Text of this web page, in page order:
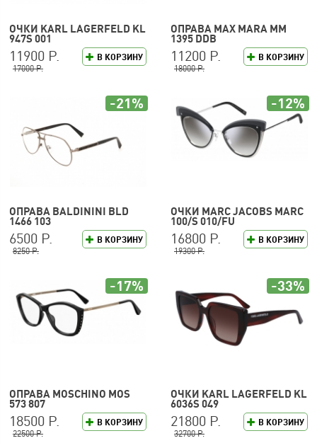
ОЧКИ KARL LAGERFELD KL
947S 001
В КОРЗИНУ
11900 Р.
17000 Р.
ОПРАВА MAX MARA MM
1395 DDB
В КОРЗИНУ
11200 Р.
18000 Р.
ОПРАВА BALDININI BLD
1466 103
В КОРЗИНУ
6500 Р.
8250 Р.
-21%
ОЧКИ MARC JACOBS MARC
100/S 010/FU
В КОРЗИНУ
16800 Р.
19300 Р.
-12%
ОПРАВА MOSCHINO MOS
573 807
В КОРЗИНУ
18500 Р.
22500 Р.
-17%
ОЧКИ KARL LAGERFELD KL
6036S 049
В КОРЗИНУ
21800 Р.
32700 Р.
-33%